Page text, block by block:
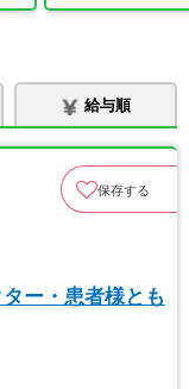
給与順
保存する
ー・患者様とも